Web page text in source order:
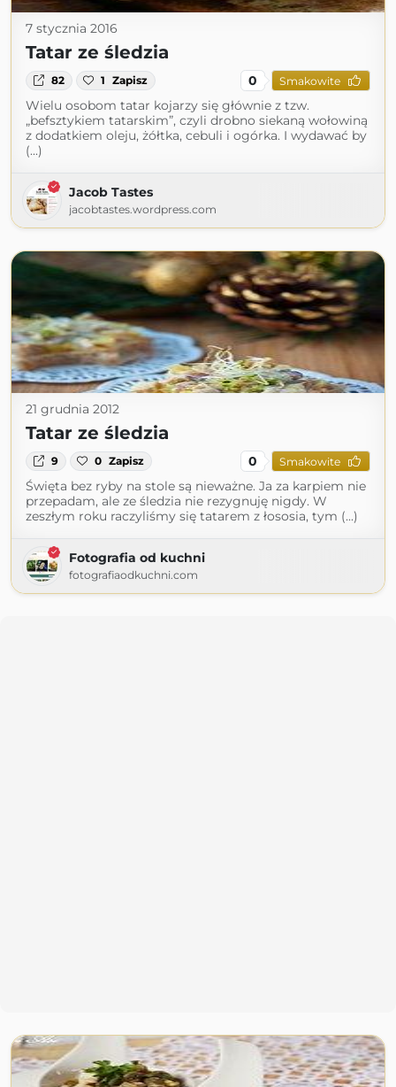
7 stycznia 2016
Tatar ze śledzia
82 1 Zapisz 0 Smakowite
Wielu osobom tatar kojarzy się głównie z tzw.
„befsztykiem tatarskim”, czyli drobno siekaną wołowiną
z dodatkiem oleju, żółtka, cebuli i ogórka. I wydawać by
(...)
Jacob Tastes
jacobtastes.wordpress.com
21 grudnia 2012
Tatar ze śledzia
9 0 Zapisz 0 Smakowite
Święta bez ryby na stole są nieważne. Ja za karpiem nie
przepadam, ale ze śledzia nie rezygnuję nigdy. W
zeszłym roku raczyliśmy się tatarem z łososia, tym (...)
Fotografia od kuchni
fotografiaodkuchni.com